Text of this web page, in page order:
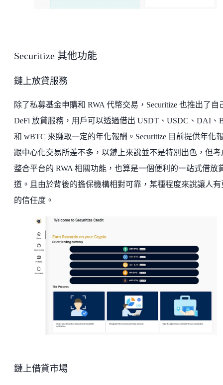
Securitize 其他功能
鏈上放貸服務
除了私募基金申購和 RWA 代幣交易，Securitize 也推出了自
DeFi 放貸服務，用戶可以透過借出 USDT、USDC、DAI、
和 wBTC 來賺取一定的年化報酬。Securitize 目前提供年化
跟中心化交易所差不多，以鏈上來說並不是特別出色，但考
整合平台的 RWA 相關功能，也算是一個便利的一站式借放
道。且由於背後的擔保機構相對可靠，某種程度來說讓人有
的信任度。
鏈上借貸市場